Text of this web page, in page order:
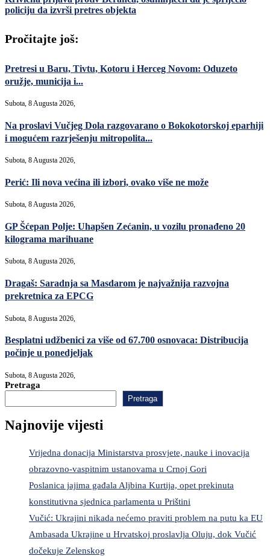
policiju da izvrši pretres objekta
Pročitajte još:
Pretresi u Baru, Tivtu, Kotoru i Herceg Novom: Oduzeto
oružje, municija i...
Subota, 8 Augusta 2026,
Na proslavi Vučjeg Dola razgovarano o Bokokotorskoj eparhiji
i mogućem razrješenju mitropolita...
Subota, 8 Augusta 2026,
Perić: Ili nova većina ili izbori, ovako više ne može
Subota, 8 Augusta 2026,
GP Šćepan Polje: Uhapšen Zećanin, u vozilu pronađeno 20
kilograma marihuane
Subota, 8 Augusta 2026,
Dragaš: Saradnja sa Masdarom je najvažnija razvojna
prekretnica za EPCG
Subota, 8 Augusta 2026,
Besplatni udžbenici za više od 67.700 osnovaca: Distribucija
počinje u ponedjeljak
Subota, 8 Augusta 2026,
Pretraga
Pretraga
Najnovije vijesti
Vrijedna donacija Ministarstva prosvjete, nauke i inovacija
obrazovno-vaspitnim ustanovama u Crnoj Gori
Poslanica jajima gađala Aljbina Kurtija, opet prekinuta
konstitutivna sjednica parlamenta u Prištini
Vučić: Ukrajini nikada nećemo praviti problem na putu ka EU
Ambasada Ukrajine u Hrvatskoj proslavlja Oluju, dok Vučić
dočekuje Zelenskog